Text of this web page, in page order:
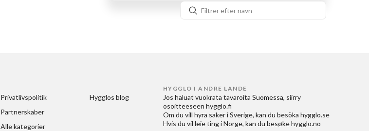
Privatlivspolitik
Partnerskaber
Alle kategorier
Hygglos blog
HYGGLO I ANDRE LANDE
Jos haluat vuokrata tavaroita Suomessa, siirry
osoitteeseen hygglo.fi
Om du vill hyra saker i Sverige, kan du besöka hygglo.se
Hvis du vil leie ting i Norge, kan du besøke hygglo.no